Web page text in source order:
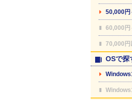
50,000円
60,000円
70,000円
OSで探